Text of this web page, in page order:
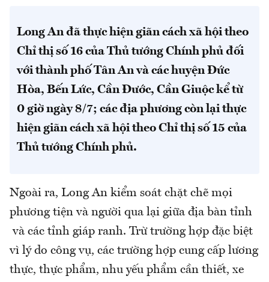
Long An đã thực hiện giãn cách xã hội theo
Chỉ thị số 16 của Thủ tướng Chính phủ đối
với thành phố Tân An và các huyện Đức
Hòa, Bến Lức, Cần Đước, Cần Giuộc kể từ
0 giờ ngày 8/7; các địa phương còn lại thực
hiện giãn cách xã hội theo Chỉ thị số 15 của
Thủ tướng Chính phủ.
Ngoài ra, Long An kiểm soát chặt chẽ mọi
phương tiện và người qua lại giữa địa bàn tỉnh
và các tỉnh giáp ranh. Trừ trường hợp đặc biệt
vì lý do công vụ, các trường hợp cung cấp lương
thực, thực phẩm, nhu yếu phẩm cần thiết, xe